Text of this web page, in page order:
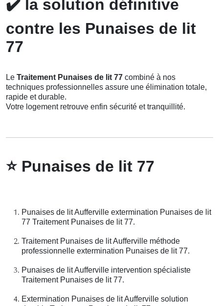
✔️ la solution définitive
contre les Punaises de lit
77
Le Traitement Punaises de lit 77 combiné à nos
techniques professionnelles assure une élimination totale,
rapide et durable.
Votre logement retrouve enfin sécurité et tranquillité.
⭐Punaises de lit 77
Punaises de lit Aufferville extermination Punaises de lit
77 Traitement Punaises de lit 77.
Traitement Punaises de lit Aufferville méthode
professionnelle extermination Punaises de lit 77.
Punaises de lit Aufferville intervention spécialiste
Traitement Punaises de lit 77.
Extermination Punaises de lit Aufferville solution